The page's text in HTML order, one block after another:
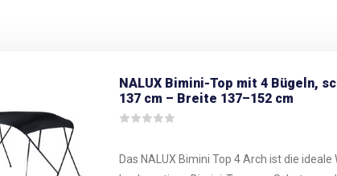
NALUX Bimini-Top mit 4 Bügeln,
137 cm – Breite 137–152 cm
Das NALUX Bimini Top 4 Arch ist die ideale